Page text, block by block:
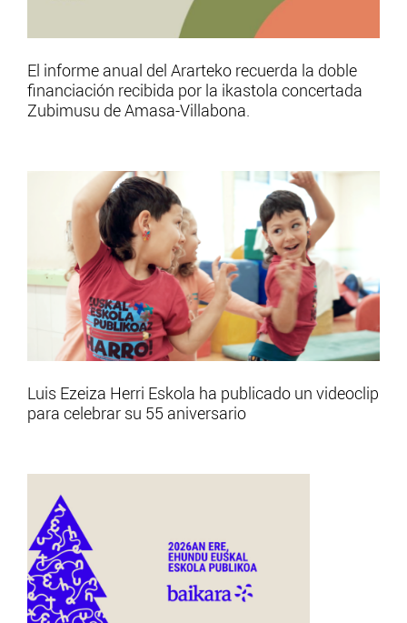
El informe anual del Ararteko recuerda la doble
financiación recibida por la ikastola concertada
Zubimusu de Amasa-Villabona.
Luis Ezeiza Herri Eskola ha publicado un videoclip
para celebrar su 55 aniversario